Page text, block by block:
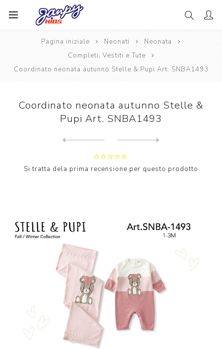
Pagina iniziale Neonati
Neonata
Completi, Vestiti e Tute
Coordinato neonata autunno Stelle & Pupi Art. SNBA1493
Coordinato neonata autunno Stelle &
Pupi Art. SNBA1493
Si tratta dela prima recensione per questo prodotto